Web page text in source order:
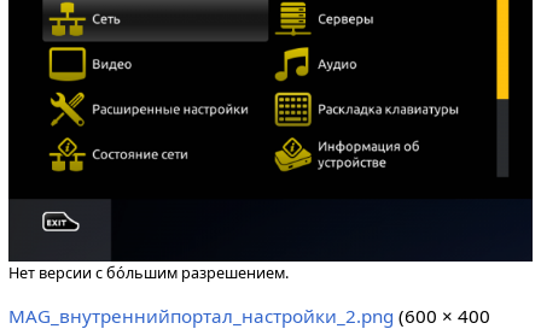
Нет версии с бо́льшим разрешением.
MAG_внутреннийпортал_настройки_2.png (600 × 400